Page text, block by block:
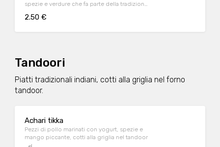
spezie e verdure che fa parte della tradizione
2.50 €
Tandoori
Piatti tradizionali indiani, cotti alla griglia nel forno
tandoor.
Achari tikka
Pezzi di pollo marinati con yogurt, spezie e
mango piccante, cotti alla griglia nel tandoor